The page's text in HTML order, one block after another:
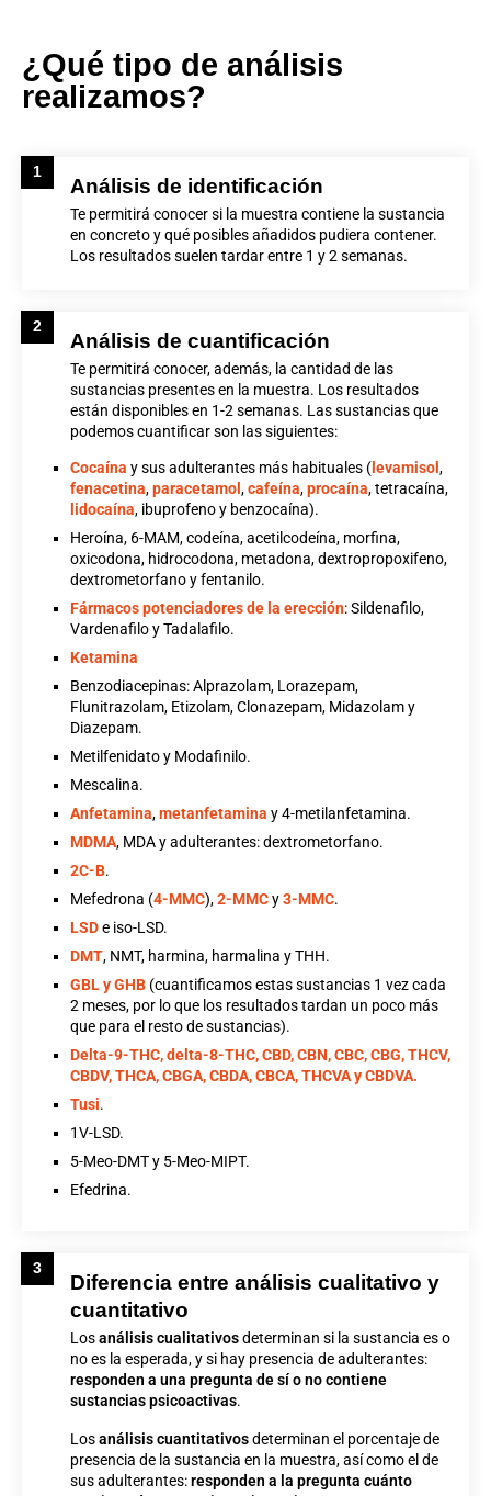
¿Qué tipo de análisis
realizamos?
1
Análisis de identificación
Te permitirá conocer si la muestra contiene la sustancia
en concreto y qué posibles añadidos pudiera contener.
Los resultados suelen tardar entre 1 y 2 semanas.
2
Análisis de cuantificación
Te permitirá conocer, además, la cantidad de las
sustancias presentes en la muestra. Los resultados
están disponibles en 1-2 semanas. Las sustancias que
podemos cuantificar son las siguientes:
Cocaína y sus adulterantes más habituales ( levamisol ,
fenacetina,paracetamol ,cafeína,procaína, tetracaína,
lidocaína, ibuprofeno y benzocaína).
Heroína, 6-MAM, codeína, acetilcodeína, morfina,
oxicodona, hidrocodona, metadona, dextropropoxifeno,
dextrometorfano y fentanilo.
Fármacos potenciadores de la erección: Sildenafilo,
Vardenafilo y Tadalafilo.
Ketamina
Benzodiacepinas: Alprazolam, Lorazepam,
Flunitrazolam, Etizolam, Clonazepam, Midazolam y
Diazepam.
Metilfenidato y Modafinilo.
Mescalina.
Anfetamina,metanfetamina y 4-metilanfetamina.
MDMA, MDA y adulterantes: dextrometorfano.
2C-B.
Mefedrona (4-MMC),2-MMCy3-MMC.
LSDe iso-LSD.
DMT, NMT, harmina, harmalina y THH.
GBL y GHB (cuantificamos estas sustancias 1 vez cada
2 meses, por lo que los resultados tardan un poco más
que para el resto de sustancias).
Delta-9-THC, delta-8-THC, CBD, CBN, CBC, CBG, THCV,
CBDV, THCA, CBGA, CBDA, CBCA, THCVA y CBDVA.
Tusi.
1V-LSD.
5-Meo-DMT y 5-Meo-MIPT.
Efedrina.
3
Diferencia entre análisis cualitativo y
cuantitativo
Losanálisis cualitativosdeterminan si la sustancia es o
no es la esperada, y si hay presencia de adulterantes:
responden a una pregunta de sí o no contiene
sustancias psicoactivas.
Losanálisis cuantitativosdeterminan el porcentaje de
presencia de la sustancia en la muestra, así como el de
sus adulterantes:responden a la pregunta cuánto